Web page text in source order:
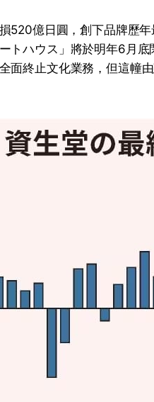
520億日圓，創下品牌歷
トハウス」將於明年6月
面終止文化業務，但這幢